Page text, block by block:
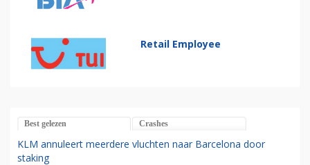
Retail Employee
Best gelezen Crashes
KLM annuleert meerdere vluchten naar Barcelona door
staking